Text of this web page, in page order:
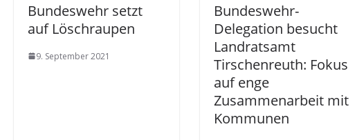
Bundeswehr setzt
auf Löschraupen
9. September 2021
Bundeswehr-
Delegation besucht
Landratsamt
Tirschenreuth: Fokus
auf enge
Zusammenarbeit mit
Kommunen